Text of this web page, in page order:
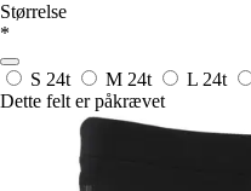
Størrelse
*
S 24t M 24t L 24t
Dette felt er påkrævet